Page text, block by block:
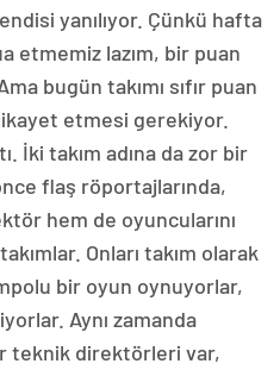
yanılıyor. Çünkü hafta
etmemiz lazım, bir puan
bugün takımı sıfır puan
etmesi gerekiyor.
İki takım adına da zor bir
flaş röportajlarında,
hem de oyuncularını
Onları takım olarak
bir oyun oynuyorlar,
Aynı zamanda
teknik direktörleri var,